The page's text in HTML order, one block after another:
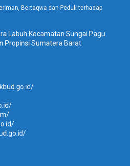
Bertaqwa dan Peduli terhadap
Labuh Kecamatan Sungai Pagu
Propinsi Sumatera Barat